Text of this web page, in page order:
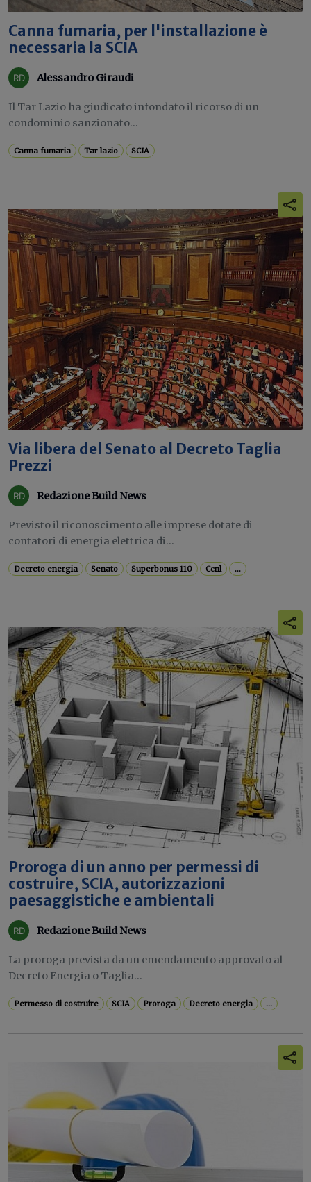
Canna fumaria, per l'installazione è
necessaria la SCIA
Alessandro Giraudi
Il Tar Lazio ha giudicato infondato il ricorso di un
condominio sanzionato...
Canna fumaria Tar lazio SCIA
Via libera del Senato al Decreto Taglia
Prezzi
Redazione Build News
Previsto il riconoscimento alle imprese dotate di
contatori di energia elettrica di...
Decreto energia Senato Superbonus 110 Ccnl ...
Proroga di un anno per permessi di
costruire, SCIA, autorizzazioni
paesaggistiche e ambientali
Redazione Build News
La proroga prevista da un emendamento approvato al
Decreto Energia o Taglia...
Permesso di costruire SCIA Proroga Decreto energia ...